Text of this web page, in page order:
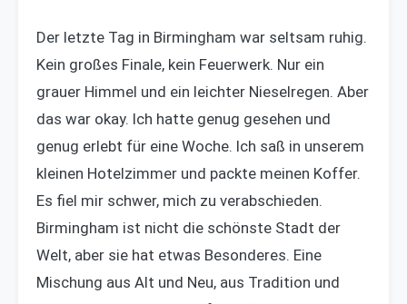
Der letzte Tag in Birmingham war seltsam ruhig.
Kein großes Finale, kein Feuerwerk. Nur ein
grauer Himmel und ein leichter Nieselregen. Aber
das war okay. Ich hatte genug gesehen und
genug erlebt für eine Woche. Ich saß in unserem
kleinen Hotelzimmer und packte meinen Koffer.
Es fiel mir schwer, mich zu verabschieden.
Birmingham ist nicht die schönste Stadt der
Welt, aber sie hat etwas Besonderes. Eine
Mischung aus Alt und Neu, aus Tradition und